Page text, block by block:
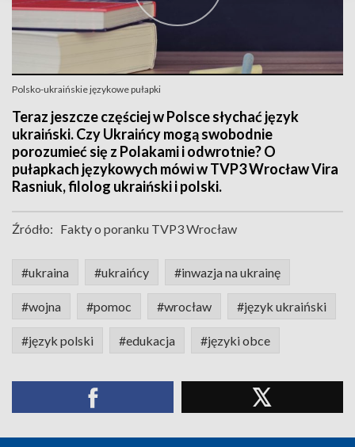
Polsko-ukraińskie językowe pułapki
Teraz jeszcze częściej w Polsce słychać język
ukraiński. Czy Ukraińcy mogą swobodnie
porozumieć się z Polakami i odwrotnie? O
pułapkach językowych mówi w TVP3 Wrocław Vira
Rasniuk, filolog ukraiński i polski.
Źródło: Fakty o poranku TVP3 Wrocław
#ukraina #ukraińcy #inwazja na ukrainę
#wojna #pomoc #wrocław #język ukraiński
#język polski #edukacja #języki obce